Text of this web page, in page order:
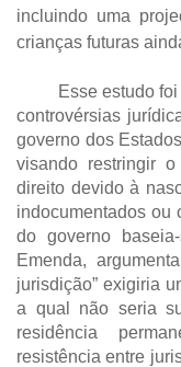
incluindo uma
crianças futuras
Esse estudo
controvérsias
governo dos
visando restringir
direito devido à
indocumentados ou
do governo
Emenda,
jurisdição” exigiria
a qual não seria
residência
resistência entre